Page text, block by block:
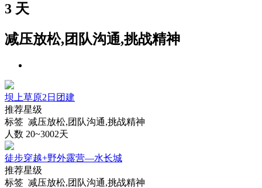
3 天
减压放松,团队沟通,挑战精神
坝上草原2日团建
推荐星级
标签 减压放松,团队沟通,挑战精神
人数 20~3002天
徒步穿越+野外露营—水长城
推荐星级
标签 减压放松,团队沟通,挑战精神